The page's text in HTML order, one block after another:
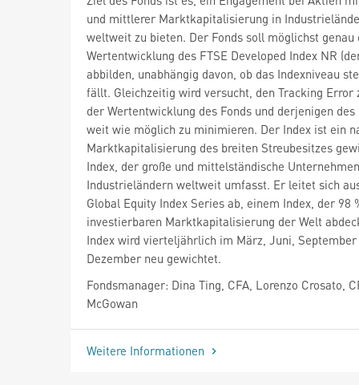
und mittlerer Marktkapitalisierung in
weltweit zu bieten. Der Fonds soll möglichst genau
Wertentwicklung des FTSE Developed Index NR
abbilden, unabhängig davon, ob das Indexniveau
fällt. Gleichzeitig wird versucht, den Tracking Error
der Wertentwicklung des Fonds und derjenigen des
weit wie möglich zu minimieren. Der Index ist ein
Marktkapitalisierung des breiten Streubesitzes
Index, der große und mittelständische
Industrieländern weltweit umfasst. Er leitet sich
Global Equity Index Series ab, einem Index, der 98
investierbaren Marktkapitalisierung der Welt
Index wird vierteljährlich im März, Juni, September
Dezember neu gewichtet.
Fondsmanager: Dina Ting, CFA, Lorenzo Crosato,
McGowan
Weitere Informationen